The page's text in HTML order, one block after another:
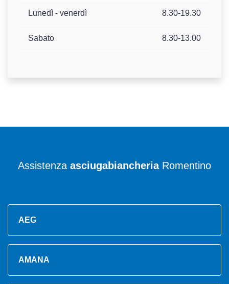
Lunedì - venerdì 8.30-19.30
Sabato 8.30-13.00
Assistenza asciugabiancheriaRomentino
AEG
AMANA